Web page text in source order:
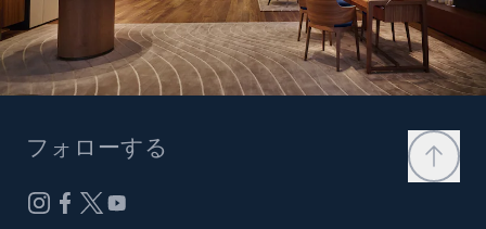
フォローする